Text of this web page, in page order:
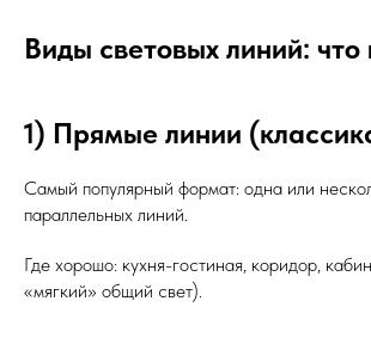
Виды световых линий:
1) Прямые линии
Самый популярный формат: одна или
параллельных линий.
Где хорошо: кухня-гостиная, коридор,
«мягкий» общий свет).